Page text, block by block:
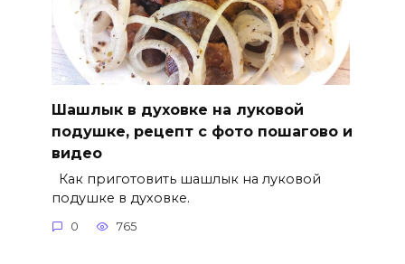
Шашлык в духовке на луковой
подушке, рецепт с фото пошагово и
видео
Как приготовить шашлык на луковой
подушке в духовке.
0 765